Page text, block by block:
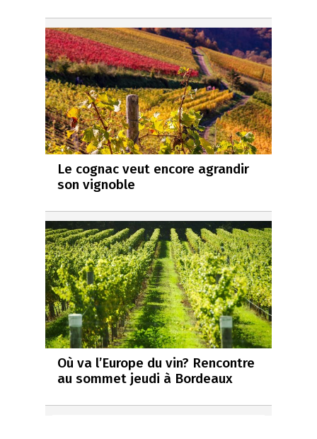
Le cognac veut encore agrandir
son vignoble
Où va l’Europe du vin? Rencontre
au sommet jeudi à Bordeaux